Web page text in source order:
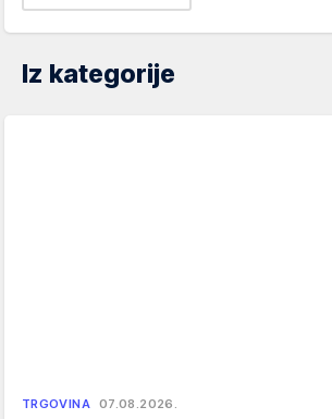
Iz kategorije
TRGOVINA 07.08.2026.